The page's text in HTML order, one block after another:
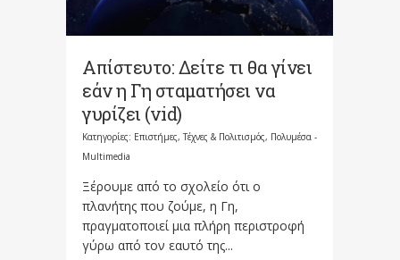
Απίστευτο: Δείτε τι θα γίνει
εάν η Γη σταματήσει να
γυρίζει (vid)
Κατηγορίες: Επιστήμες, Τέχνες & Πολιτισμός, Πολυμέσα -
Multimedia
Ξέρουμε από το σχολείο ότι ο
πλανήτης που ζούμε, η Γη,
πραγματοποιεί μια πλήρη περιστροφή
γύρω από τον εαυτό της...